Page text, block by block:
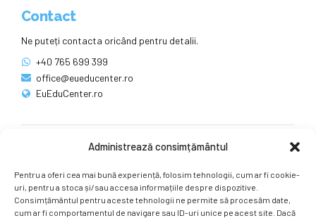
Administrează consimțământul
Pentru a oferi cea mai bună experiență, folosim tehnologii, cum ar fi cookie-
uri, pentru a stoca și/sau accesa informațiile despre dispozitive.
Consimțământul pentru aceste tehnologii ne permite să procesăm date,
cum ar fi comportamentul de navigare sau ID-uri unice pe acest site. Dacă
Contact
Ne puteți contacta oricând pentru detalii.
+40 765 699 399
office@eueducenter.ro
EuEduCenter.ro
Ne puteți găsi și pe rețelele sociale.